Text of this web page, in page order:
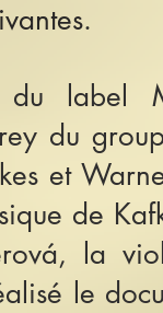
.
label
du
et
de
la
le